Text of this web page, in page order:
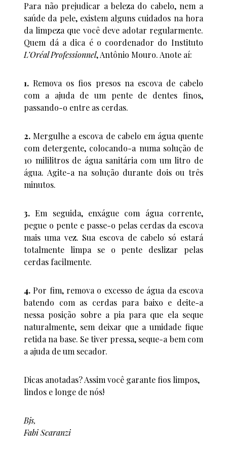
Para não prejudicar a beleza do cabelo, nem a
saúde da pele, existem alguns cuidados na hora
da limpeza que você deve adotar regularmente.
Quem dá a dica é o coordenador do Instituto
L’Oréal Professionnel, Antônio Mouro. Anote aí:
1. Remova os fios presos na escova de cabelo
com a ajuda de um pente de dentes finos,
passando-o entre as cerdas.
2. Mergulhe a escova de cabelo em água quente
com detergente, colocando-a numa solução de
10 mililitros de água sanitária com um litro de
água. Agite-a na solução durante dois ou três
minutos.
3. Em seguida, enxágue com água corrente,
pegue o pente e passe-o pelas cerdas da escova
mais uma vez. Sua escova de cabelo só estará
totalmente limpa se o pente deslizar pelas
cerdas facilmente.
4. Por fim, remova o excesso de água da escova
batendo com as cerdas para baixo e deite-a
nessa posição sobre a pia para que ela seque
naturalmente, sem deixar que a umidade fique
retida na base. Se tiver pressa, seque-a bem com
a ajuda de um secador.
Dicas anotadas? Assim você garante fios limpos,
lindos e longe de nós!
Bjs,
Fabi Scaranzi